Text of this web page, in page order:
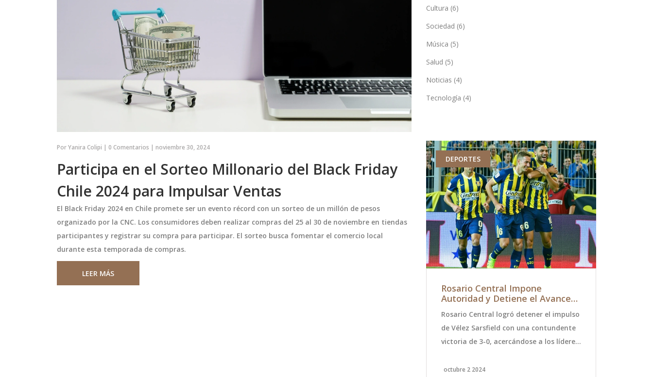
PorYanira Colipi | 0 Comentarios | noviembre 30, 2024
Participa en el Sorteo Millonario del Black Friday
Chile 2024 para Impulsar Ventas
El Black Friday 2024 en Chile promete ser un evento récord con un sorteo de un millón de pesos
organizado por la CNC. Los consumidores deben realizar compras del 25 al 30 de noviembre en tiendas
participantes y registrar su compra para participar. El sorteo busca fomentar el comercio local
durante esta temporada de compras.
LEER MÁS
Cultura (6)
Sociedad (6)
Música (5)
Salud (5)
Noticias (4)
Tecnología (4)
Flamengo con
IVSS adelanta pago de
DEPORTES
Rosario Central Impone
Autoridad y Detiene el Avance
Argentina
Rosario Central logró detener el impulso
de Vélez Sarsfield con una contundente
victoria de 3-0, acercándose a los líderes
partido se llevó a cabo el 1 de octubre de
octubre 2 2024